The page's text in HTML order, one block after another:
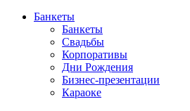
Банкеты
Банкеты
Свадьбы
Корпоративы
Дни Рождения
Бизнес-презентации
Караоке